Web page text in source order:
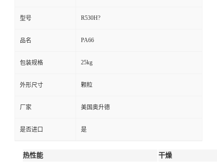
型号 R530H?
品名 PA66
包装规格 25kg
外形尺寸 颗粒
厂家 美国奥升德
是否进口 是
热性能
干燥